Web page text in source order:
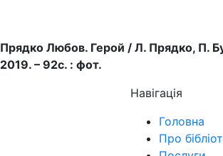
Прядко Любов. Герой / Л. Прядко, П.
2019. – 92с. : фот.
Навігація
Головна
Про